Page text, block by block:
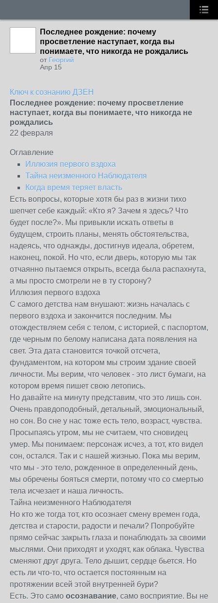
Последнее рождение: почему
просветление наступает, когда вы
понимаете, что никогда не рождались
от Георгий
Апр 15
Ключ к сознанию ДЗЕН
Последнее рождение: почему просветление
наступает, когда вы понимаете, что никогда не
рождались
22 февраля
Оглавление
Иллюзия первого вздоха
Тайна неизменного Наблюдателя
Когда время теряет власть
Есть вопросы, которые хотя бы раз в жизни тихо
шепчет себе каждый: «Кто я? Зачем я здесь? Что
будет после?». Мы привыкли искать ответы в
будущем, строить планы, менять обстоятельства,
надеясь, что однажды, достигнув идеала, обретем,
наконец, покой. Но что, если дверь, которую мы так
отчаянно пытаемся открыть, всегда была распахнута,
а мы просто смотрели не в ту сторону?
Иллюзия первого вздоха
С самого детства нам внушают: жизнь началась с
первого вздоха и закончится последним. Мы
отождествляем себя с телом, с историей, с паспортом,
где черным по белому написана дата появления на
свет. Эта дата становится точкой отсчета,
фундаментом, на котором мы строим здание своей
личности. Мы верим, что человек - это лист бумаги, на
котором время пишет свою летопись.
Но давайте на минуту представим, что это лишь сон.
Очень правдоподобный, детальный, эмоциональный,
но сон. Во сне у нас тоже есть тело, возраст, чувства.
Просыпаясь утром, мы не считаем, что сновидец
умер. Мы понимаем: персонаж исчез, а тот, кто видел
сон, остался. Так и с нашей жизнью. Пока мы верим,
что мы - это тело, рожденное в определенный день,
мы обречены бояться смерти, потому что со смертью
тела исчезает и наша личность.
Тайна неизменного Наблюдателя
Но кто же тогда тот, кто осознает смену времен года,
детства и старости, радости и печали? Попробуйте
прямо сейчас закрыть глаза и понаблюдать за своими
мыслями. Они приходят и уходят, как облака. Чувства
сменяют друг друга. Тело дышит, сердце бьется. Но
есть ли что-то, что остается постоянным на
протяжении всей этой внутренней бури?
Есть. Это само осознавание, само восприятие. Вы не